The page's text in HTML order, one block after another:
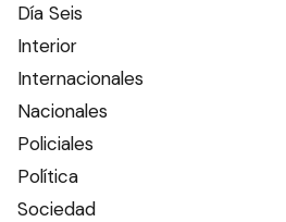
Día Seis
Interior
Internacionales
Nacionales
Policiales
Política
Sociedad